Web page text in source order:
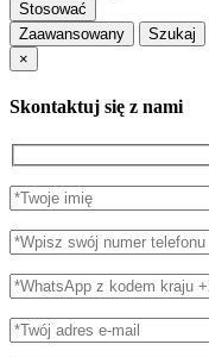
Stosować
Zaawansowany
Szukaj
×
Skontaktuj się z nami